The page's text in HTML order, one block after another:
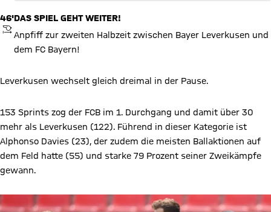
46'
ANPFIFF
DAS SPIEL GEHT WEITER!
Anpfiff zur zweiten Halbzeit zwischen Bayer Leverkusen und
dem FC Bayern!
Leverkusen wechselt gleich dreimal in der Pause.
153 Sprints zog der FCB im 1. Durchgang und damit über 30
mehr als Leverkusen (122). Führend in dieser Kategorie ist
Alphonso Davies (23), der zudem die meisten Ballaktionen auf
dem Feld hatte (55) und starke 79 Prozent seiner Zweikämpfe
gewann.